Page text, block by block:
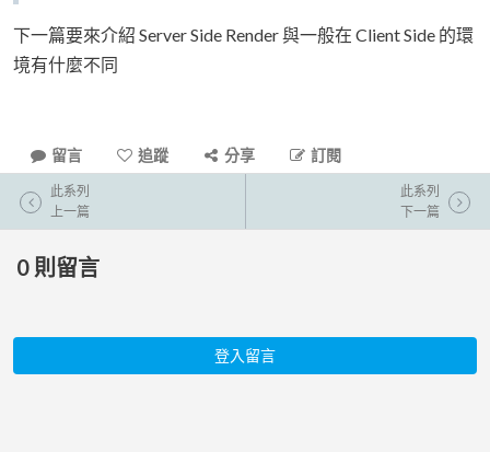
下一篇要來介紹 Server Side Render 與一般在 Client Side 的環
境有什麼不同
留言 追蹤 分享 訂閱
此系列
上一篇
此系列
下一篇
0 則留言
登入留言